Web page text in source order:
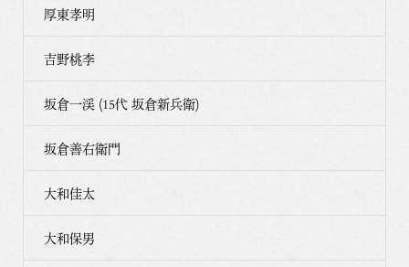
厚東孝明
吉野桃李
坂倉一渓 (15代 坂倉新兵衛)
坂倉善右衛門
大和佳太
大和保男